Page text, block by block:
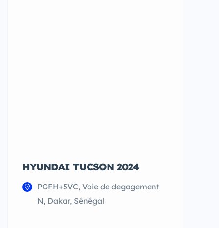
HYUNDAI TUCSON 2024
PGFH+5VC, Voie de degagement
N, Dakar, Sénégal